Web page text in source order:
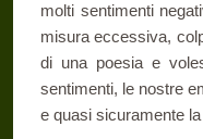
molti sentimenti
misura eccessi­va,
di una poesia e
sentimenti, le nostre
e quasi sicuramente